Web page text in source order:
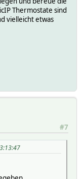
Thermostate sind
vielleicht etwas
#7